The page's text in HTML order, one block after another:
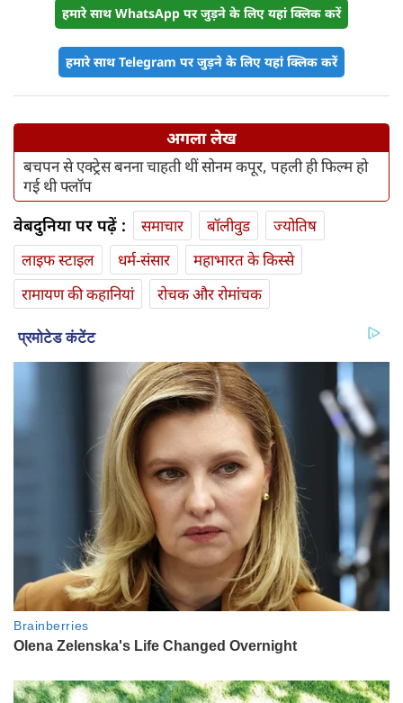
हमारे साथ WhatsApp पर जुड़ने के लिए यहां क्लिक करें
हमारे साथ Telegram पर जुड़ने के लिए यहां क्लिक करें
अगला लेख
बचपन से एक्ट्रेस बनना चाहती थीं सोनम कपूर, पहली ही फिल्म हो
गई थी फ्लॉप
वेबदुनिया पर पढ़ें : समाचार बॉलीवुड
ज्योतिष
लाइफ स्‍टाइल
धर्म-संसार
महाभारत के किस्से
रामायण की कहानियां
रोचक और रोमांचक